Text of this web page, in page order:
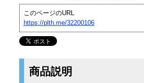
このページのURL
https://plth.me/32200106
商品説明